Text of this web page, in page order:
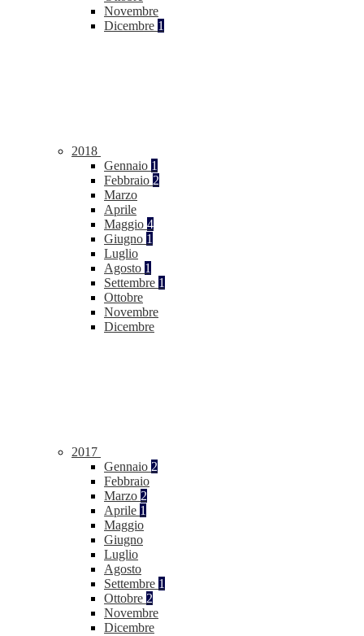
Novembre
Dicembre 1
2018
Gennaio 1
Febbraio 2
Marzo
Aprile
Maggio 4
Giugno 1
Luglio
Agosto 1
Settembre 1
Ottobre
Novembre
Dicembre
2017
Gennaio 2
Febbraio
Marzo 2
Aprile 1
Maggio
Giugno
Luglio
Agosto
Settembre 1
Ottobre 2
Novembre
Dicembre